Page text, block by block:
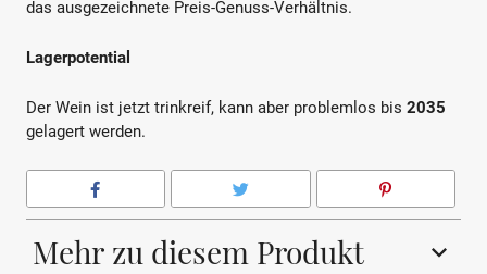
das ausgezeichnete Preis-Genuss-Verhältnis.
Lagerpotential
Der Wein ist jetzt trinkreif, kann aber problemlos bis 2035
gelagert werden.
Mehr zu diesem Produkt